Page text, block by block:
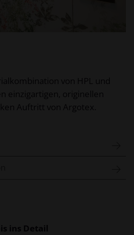
von HPL und
einzigartigen, originellen
Auftritt von Argotex.
ins Detail